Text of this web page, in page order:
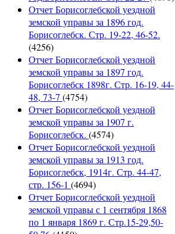
Отчет Борисоглебской уездной
земской управы за 1896 год.
Борисоглебск. Стр. 19-22, 46-52.
(4256)
Отчет Борисоглебской уездной
земской управы за 1897 год.
Борисоглебск 1898г. Стр. 16-19, 44-
48, 73-7 (4754)
Отчет Борисоглебской уездной
земской управы за 1907 г.
Борисоглебск. (4574)
Отчет Борисоглебской уездной
земской управы за 1913 год.
Борисоглебск, 1914г. Стр. 44-47,
стр. 156-1 (4694)
Отчет Борисоглебской уездной
земской управы с 1 сентября 1868
по 1 января 1869 г. Стр.15-29,50-